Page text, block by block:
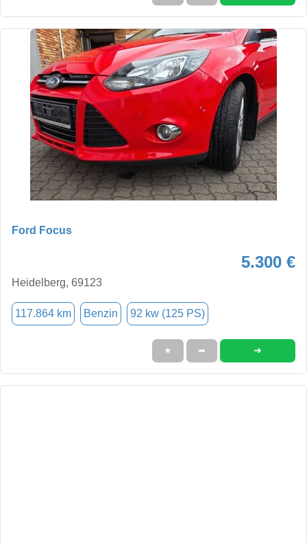
Ford Focus
5.300 €
Heidelberg, 69123
117.864 km Benzin 92 kw (125 PS)
★ ➦ ➜